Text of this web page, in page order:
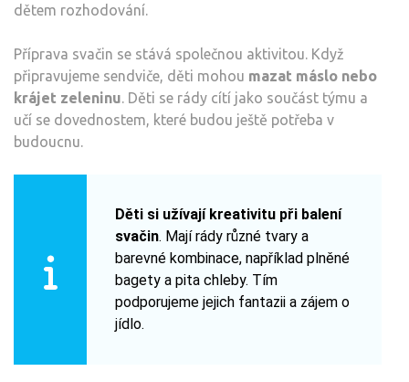
dětem rozhodování.
Příprava svačin se stává společnou aktivitou. Když
připravujeme sendviče, děti mohou mazat máslo nebo
krájet zeleninu. Děti se rády cítí jako součást týmu a
učí se dovednostem, které budou ještě potřeba v
budoucnu.
Děti si užívají kreativitu při balení
svačin. Mají rády různé tvary a
barevné kombinace, například plněné
bagety a pita chleby. Tím
podporujeme jejich fantazii a zájem o
jídlo.